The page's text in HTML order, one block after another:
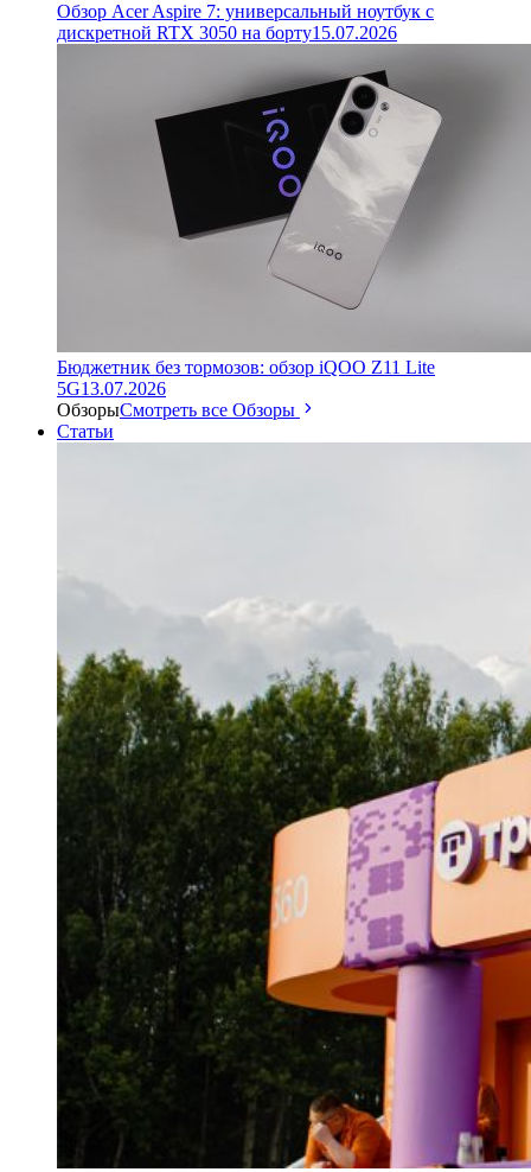
Обзор Acer Aspire 7: универсальный ноутбук с
дискретной RTX 3050 на борту15.07.2026
Бюджетник без тормозов: обзор iQOO Z11 Lite
5G13.07.2026
ОбзорыСмотреть все Обзоры
Статьи